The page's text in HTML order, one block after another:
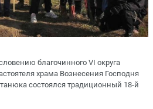
благочинного VI округа
храма Вознесения Господня
состоялся традиционный 18-й